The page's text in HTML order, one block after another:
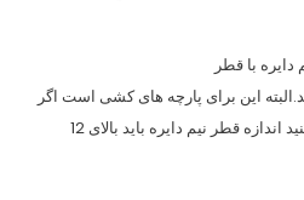
با قطر
قطر نیم دایره باید بالای 12